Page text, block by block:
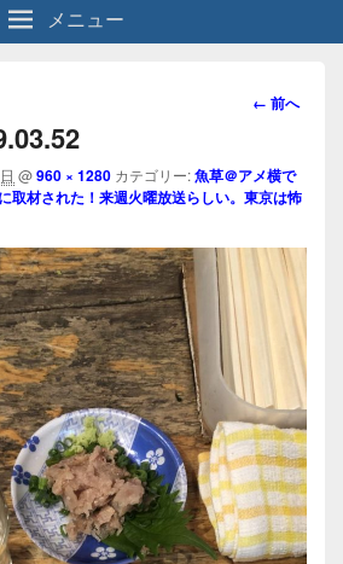
メニュー
画
ビ
ゲ
シ
← 前へ
@960 × 1280 カテゴリー:魚草＠アメ横で
取材された！来週火曜放送らしい。東京は怖